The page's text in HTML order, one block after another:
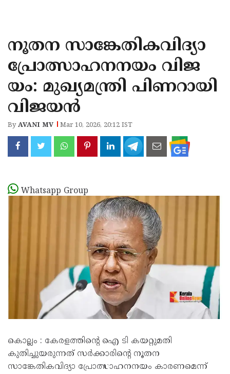
KANNUR
KASARAGOD
നൂതന സാങ്കേതികവിദ്യാ
പ്രോത്സാഹനനയം വിജ
യം: മുഖ്യമന്ത്രി പിണറായി
വിജയൻ
ByAVANI MV Mar 10, 2026, 20:12 IST
Whatsapp Group
കൊല്ലം : കേരളത്തിന്റെ ഐ ടി കയറ്റുമതി
കുതിച്ചുയരുന്നത് സർക്കാരിന്റെ നൂതന
സാങ്കേതികവിദ്യാ പ്രോത്സാഹനനയം കാരണമെന്ന്